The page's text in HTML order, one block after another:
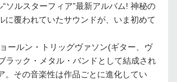
ソルスターフィア”最新アルバム! 神秘の
に覆われていたサウンドが、いま初めて
ールン・トリッグヴァソン(ギター、ヴ
ラック・メタル・バンドとして結成され
。その音楽性は作品ごとに進化してい